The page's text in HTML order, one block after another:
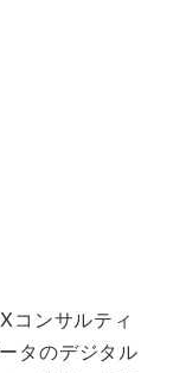
コンサルティ
タのデジタル